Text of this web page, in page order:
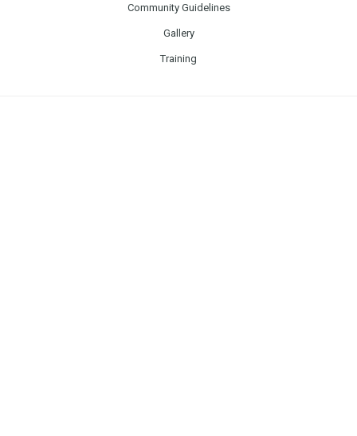
Community Guidelines
Gallery
Training